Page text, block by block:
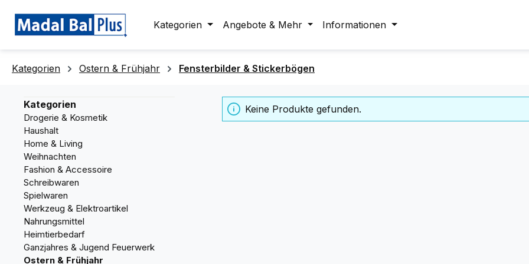
Zur Hauptnavigation springen
Kategorien
Angebote & Mehr Informationen
Kategorien Ostern & Frühjahr Fensterbilder & Stickerbögen
Kategorien
Drogerie & Kosmetik
Haushalt
Home & Living
Weihnachten
Fashion & Accessoire
Schreibwaren
Spielwaren
Werkzeug & Elektroartikel
Nahrungsmittel
Heimtierbedarf
Ganzjahres & Jugend Feuerwerk
Ostern & Frühjahr
Keine Produkte gefunden.